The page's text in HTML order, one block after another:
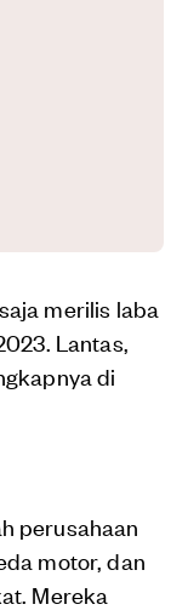
merilis laba
Lantas,
di
perusahaan
motor, dan
Mereka